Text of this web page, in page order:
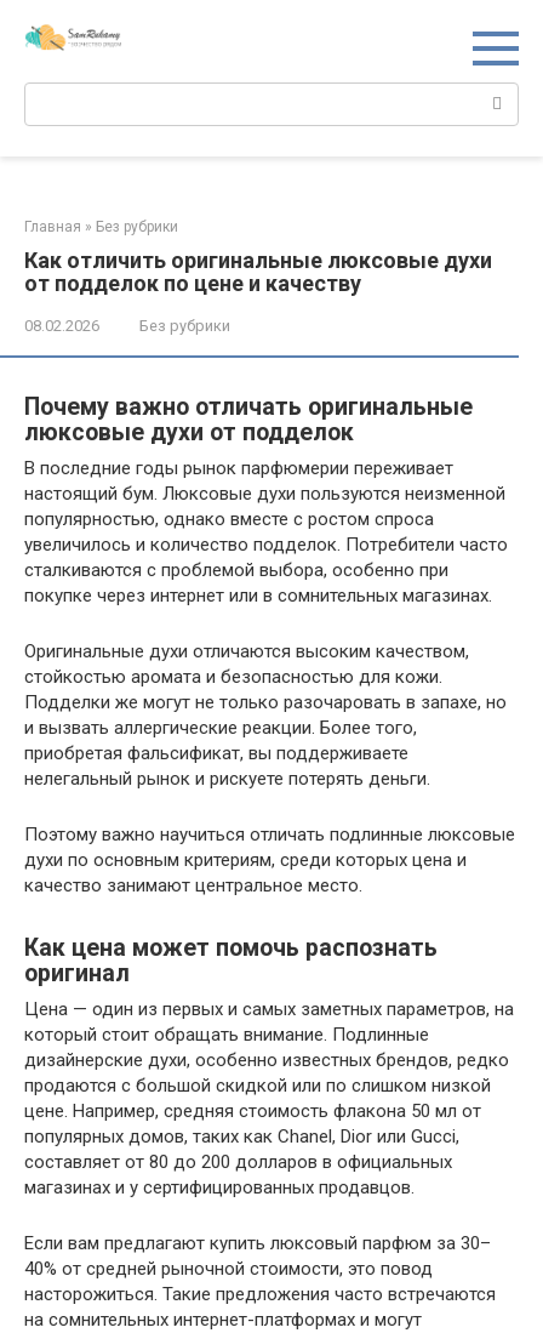
Главная » Без рубрики
Как отличить оригинальные люксовые духи
от подделок по цене и качеству
08.02.2026 Без рубрики
Почему важно отличать оригинальные
люксовые духи от подделок
В последние годы рынок парфюмерии переживает
настоящий бум. Люксовые духи пользуются неизменной
популярностью, однако вместе с ростом спроса
увеличилось и количество подделок. Потребители часто
сталкиваются с проблемой выбора, особенно при
покупке через интернет или в сомнительных магазинах.
Оригинальные духи отличаются высоким качеством,
стойкостью аромата и безопасностью для кожи.
Подделки же могут не только разочаровать в запахе, но
и вызвать аллергические реакции. Более того,
приобретая фальсификат, вы поддерживаете
нелегальный рынок и рискуете потерять деньги.
Поэтому важно научиться отличать подлинные люксовые
духи по основным критериям, среди которых цена и
качество занимают центральное место.
Как цена может помочь распознать
оригинал
Цена — один из первых и самых заметных параметров, на
который стоит обращать внимание. Подлинные
дизайнерские духи, особенно известных брендов, редко
продаются с большой скидкой или по слишком низкой
цене. Например, средняя стоимость флакона 50 мл от
популярных домов, таких как Chanel, Dior или Gucci,
составляет от 80 до 200 долларов в официальных
магазинах и у сертифицированных продавцов.
Если вам предлагают купить люксовый парфюм за 30–
40% от средней рыночной стоимости, это повод
насторожиться. Такие предложения часто встречаются
на сомнительных интернет-платформах и могут